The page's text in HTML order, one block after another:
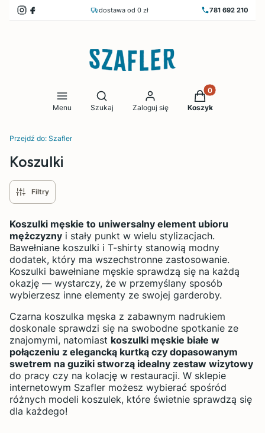
dostawa od 0 zł 781 692 210
Menu
Otwórz wyszukiwarkę
Szukaj Zaloguj się
Produkty w
Koszyk
Przejdź do: Szafler
Koszulki
Filtry
Koszulki męskie to uniwersalny element ubioru
mężczyzny i stały punkt w wielu stylizacjach.
Bawełniane koszulki i T-shirty stanowią modny
dodatek, który ma wszechstronne zastosowanie.
Koszulki bawełniane męskie sprawdzą się na każdą
okazję — wystarczy, że w przemyślany sposób
wybierzesz inne elementy ze swojej garderoby.
Czarna koszulka męska z zabawnym nadrukiem
doskonale sprawdzi się na swobodne spotkanie ze
znajomymi, natomiast koszulki męskie białe w
połączeniu z elegancką kurtką czy dopasowanym
swetrem na guziki stworzą idealny zestaw wizytowy
do pracy czy na kolację w restauracji. W sklepie
internetowym Szafler możesz wybierać spośród
różnych modeli koszulek, które świetnie sprawdzą się
dla każdego!